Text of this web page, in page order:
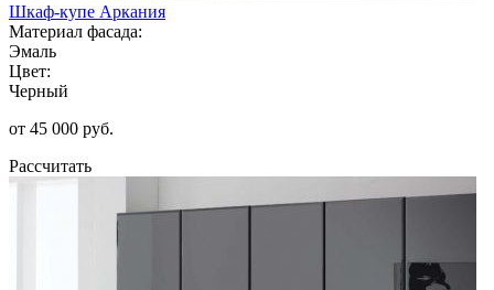
Шкаф-купе Аркания
Материал фасада:
Эмаль
Цвет:
Черный
от 45 000 руб.
Рассчитать